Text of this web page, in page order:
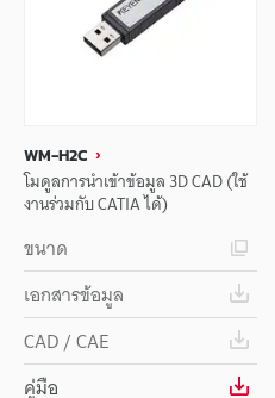
WM-H2C
โมดูลการนำเข้าข้อมูล 3D CAD (ใช้
งานร่วมกับ CATIA ได้)
ขนาด
เอกสารข้อมูล
CAD / CAE
คู่มือ